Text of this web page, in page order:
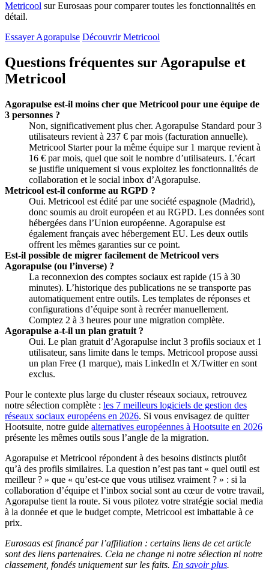
Metricool sur Eurosaas pour comparer toutes les fonctionnalités en
détail.
Essayer Agorapulse Découvrir Metricool
Questions fréquentes sur Agorapulse et
Metricool
Agorapulse est-il moins cher que Metricool pour une équipe de
3 personnes ?
Non, significativement plus cher. Agorapulse Standard pour 3
utilisateurs revient à 237 € par mois (facturation annuelle).
Metricool Starter pour la même équipe sur 1 marque revient à
16 € par mois, quel que soit le nombre d’utilisateurs. L’écart
se justifie uniquement si vous exploitez les fonctionnalités de
collaboration et le social inbox d’Agorapulse.
Metricool est-il conforme au RGPD ?
Oui. Metricool est édité par une société espagnole (Madrid),
donc soumis au droit européen et au RGPD. Les données sont
hébergées dans l’Union européenne. Agorapulse est
également français avec hébergement EU. Les deux outils
offrent les mêmes garanties sur ce point.
Est-il possible de migrer facilement de Metricool vers
Agorapulse (ou l’inverse) ?
La reconnexion des comptes sociaux est rapide (15 à 30
minutes). L’historique des publications ne se transporte pas
automatiquement entre outils. Les templates de réponses et
configurations d’équipe sont à recréer manuellement.
Comptez 2 à 3 heures pour une migration complète.
Agorapulse a-t-il un plan gratuit ?
Oui. Le plan gratuit d’Agorapulse inclut 3 profils sociaux et 1
utilisateur, sans limite dans le temps. Metricool propose aussi
un plan Free (1 marque), mais LinkedIn et X/Twitter en sont
exclus.
Pour le contexte plus large du cluster réseaux sociaux, retrouvez
notre sélection complète : les 7 meilleurs logiciels de gestion des
réseaux sociaux européens en 2026. Si vous envisagez de quitter
Hootsuite, notre guide alternatives européennes à Hootsuite en 2026
présente les mêmes outils sous l’angle de la migration.
Agorapulse et Metricool répondent à des besoins distincts plutôt
qu’à des profils similaires. La question n’est pas tant « quel outil est
meilleur ? » que « qu’est-ce que vous utilisez vraiment ? » : si la
collaboration d’équipe et l’inbox social sont au cœur de votre travail,
Agorapulse tient la route. Si vous pilotez votre stratégie social media
à la donnée et que le budget compte, Metricool est imbattable à ce
prix.
Eurosaas est financé par l’affiliation : certains liens de cet article
sont des liens partenaires. Cela ne change ni notre sélection ni notre
classement, fondés uniquement sur les faits. En savoir plus.